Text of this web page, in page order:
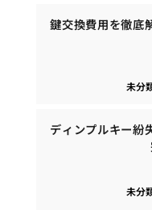
鍵交換費用を徹底
未分
ディンプルキー紛
未分